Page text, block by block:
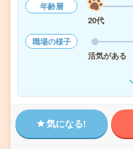
年齢層
20代
職場の様子
活気がある
気になる!